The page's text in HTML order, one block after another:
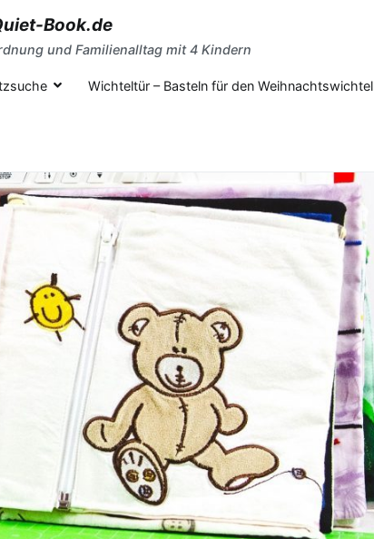
Book.de
und Familienalltag mit 4 Kindern
Wichteltür – Basteln für den Weihnachtswichtel